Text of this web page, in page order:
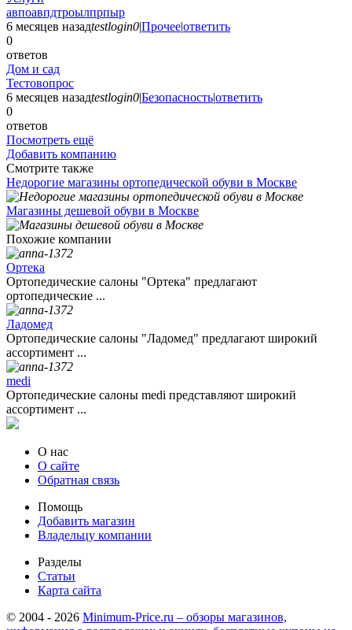
авпоавпдтроылпрпыр
6 месяцев назадtestlogin0|Прочее|ответить
0
ответов
Дом и сад
Тестовопрос
6 месяцев назадtestlogin0|Безопасность|ответить
0
ответов
Посмотреть ещё
Добавить компанию
Смотрите также
Недорогие магазины ортопедической обуви в Москве
Магазины дешевой обуви в Москве
Похожие компании
Ортека
Ортопедические салоны "Ортека" предлагают
ортопедические ...
Ладомед
Ортопедические салоны "Ладомед" предлагают широкий
ассортимент ...
medi
Ортопедические салоны medi представляют широкий
ассортимент ...
О нас
О сайте
Обратная связь
Помощь
Добавить магазин
Владельцу компании
Разделы
Статьи
Карта сайта
© 2004 - 2026 Minimum-Price.ru – обзоры магазинов,